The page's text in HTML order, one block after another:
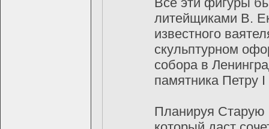
литейщиками В.
известного
скульптурном
собора в
памятника Петру
Планируя Старую